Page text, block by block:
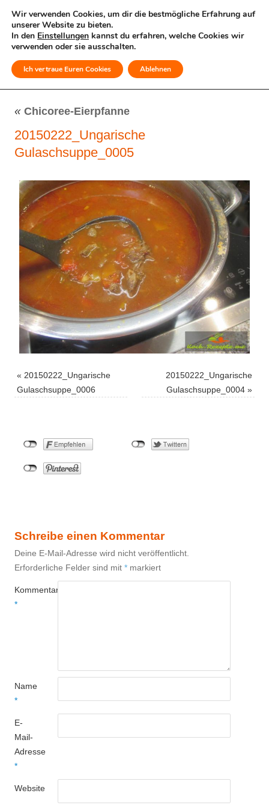
MENÜ
« Chicoree-Eierpfanne
20150222_Ungarische
Gulaschsuppe_0005
« 20150222_Ungarische
Gulaschsuppe_0006
20150222_Ungarische
Gulaschsuppe_0004 »
Schreibe einen Kommentar
Deine E-Mail-Adresse wird nicht veröffentlicht.
Erforderliche Felder sind mit * markiert
Kommentar
*
Name
*
E-
Mail-
Adresse
*
Website
Wir verwenden Cookies, um dir die bestmögliche Erfahrung auf
unserer Website zu bieten.
In den Einstellungen kannst du erfahren, welche Cookies wir
verwenden oder sie ausschalten.
Ich vertraue Euren Cookies Ablehnen